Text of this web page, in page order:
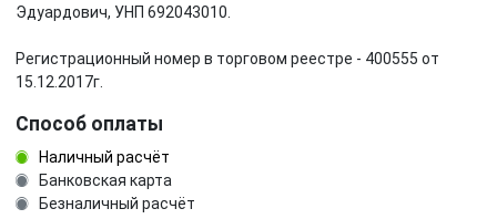
Эдуардович, УНП 692043010.
Регистрационный номер в торговом реестре - 400555 от
15.12.2017г.
Способ оплаты
Наличный расчёт
Банковская карта
Безналичный расчёт